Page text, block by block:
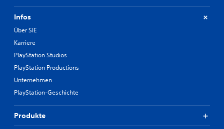
Infos
Über SIE
Karriere
PlayStation Studios
PlayStation Productions
Unternehmen
PlayStation-Geschichte
Produkte